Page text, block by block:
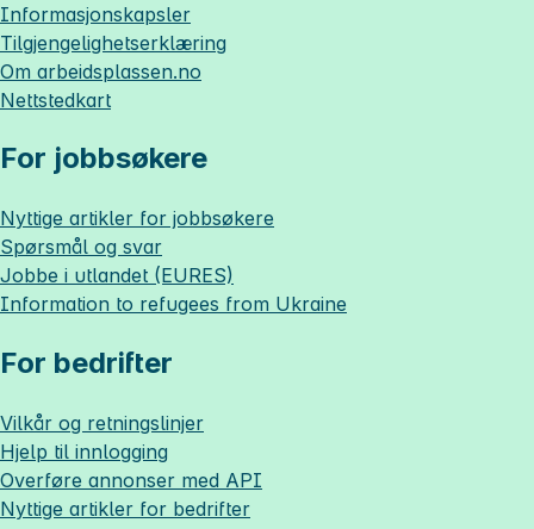
Informasjonskapsler
Tilgjengelighetserklæring
Om arbeidsplassen.no
Nettstedkart
For jobbsøkere
Nyttige artikler for jobbsøkere
Spørsmål og svar
Jobbe i utlandet (EURES)
Information to refugees from Ukraine
For bedrifter
Vilkår og retningslinjer
Hjelp til innlogging
Overføre annonser med API
Nyttige artikler for bedrifter